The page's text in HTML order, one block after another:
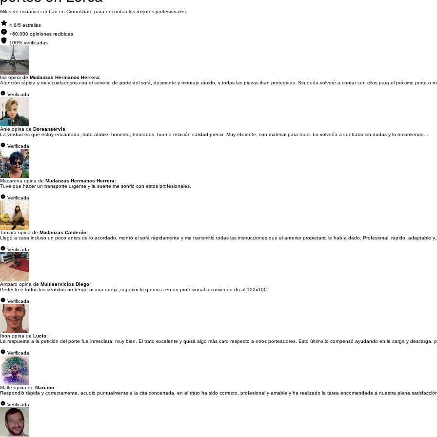
Miles de usuarios confían en Cronoshare para encontrar los mejores profesionales
4.8/5 estrellas
+60.000 opiniones recibidas
100% verificadas
Iria opina de Mudanzas Hermanos Herrera:
Atención rápida y muy cuidadosos con el servicio de porte del sofá, desmonte y montaje rápido, y todas las piezas iban protegidas. Sin duda volveré a contar con ellos para el próximo porte o
Verificada
Anie opina de Doreanservis:
La verdad es que estoy encantada, trato afable, honesto, honrados, buena relación calidad-precio. Muy eficiente, con material para todo. Lo volvería a contratar sin dudas y lo recomiendo...
Verificada
Macarena opina de Mudanzas Hermanos Herrera:
Tuve que hacer un transporte urgente y la suerte me sonrió con estos profesionales.
Verificada
Tamara opina de Mudanzas Calderón:
Llegó a casa incluso un poco antes de lo acordado, montó el sofá rápidamente y me transmitió todas las instrucciones que el anterior propietario le había dado. Profesional, rápido, adaptable y...
Verificada
Amparo opina de Multiservicios Diego:
Perfecto e todos los sentidos no tengo ni una queja ,superior lo q nunca en un profesional recomiendo do al 100x100
Verificada
Ibon opina de Lucio:
La respuesta a la petición del porte fue inmediata, muy bien. El trato excelente y quizá algo más caro respecto a otros porteadores. Esto último lo compensó ayudando en la carga y descarga,
Verificada
Malte opina de Mariano:
Respondió rápida y correctamente, acudió puntualmente a la cita concertada, en el trato ha sido correcto, profesional y amable y ha realizado la tarea encomendada a nuestra plena satisfacción.
Verificada